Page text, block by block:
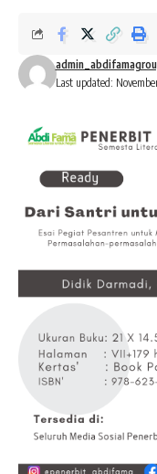
Last updated: